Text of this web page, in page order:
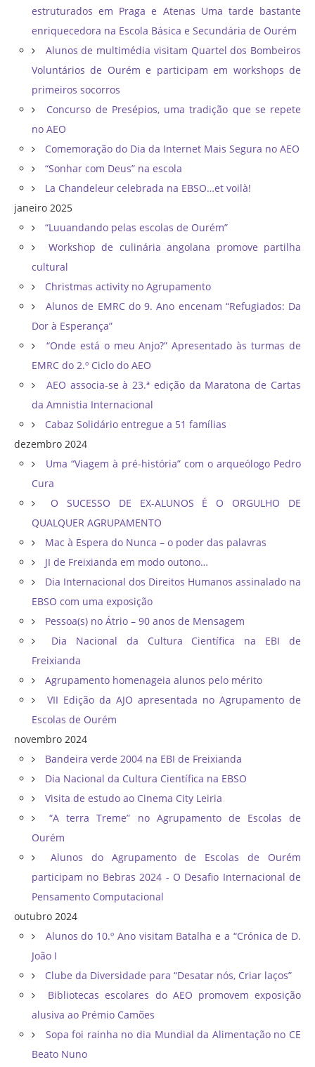
estruturados em Praga e Atenas Uma tarde bastante
enriquecedora na Escola Básica e Secundária de Ourém
Alunos de multimédia visitam Quartel dos Bombeiros
Voluntários de Ourém e participam em workshops de
primeiros socorros
Concurso de Presépios, uma tradição que se repete
no AEO
Comemoração do Dia da Internet Mais Segura no AEO
“Sonhar com Deus” na escola
La Chandeleur celebrada na EBSO…et voilà!
janeiro 2025
“Luuandando pelas escolas de Ourém”
Workshop de culinária angolana promove partilha
cultural
Christmas activity no Agrupamento
Alunos de EMRC do 9. Ano encenam “Refugiados: Da
Dor à Esperança”
“Onde está o meu Anjo?” Apresentado às turmas de
EMRC do 2.º Ciclo do AEO
AEO associa-se à 23.ª edição da Maratona de Cartas
da Amnistia Internacional
Cabaz Solidário entregue a 51 famílias
dezembro 2024
Uma “Viagem à pré-história” com o arqueólogo Pedro
Cura
O SUCESSO DE EX-ALUNOS É O ORGULHO DE
QUALQUER AGRUPAMENTO
Mac à Espera do Nunca – o poder das palavras
JI de Freixianda em modo outono…
Dia Internacional dos Direitos Humanos assinalado na
EBSO com uma exposição
Pessoa(s) no Átrio – 90 anos de Mensagem
Dia Nacional da Cultura Científica na EBI de
Freixianda
Agrupamento homenageia alunos pelo mérito
VII Edição da AJO apresentada no Agrupamento de
Escolas de Ourém
novembro 2024
Bandeira verde 2004 na EBI de Freixianda
Dia Nacional da Cultura Científica na EBSO
Visita de estudo ao Cinema City Leiria
“A terra Treme” no Agrupamento de Escolas de
Ourém
Alunos do Agrupamento de Escolas de Ourém
participam no Bebras 2024 - O Desafio Internacional de
Pensamento Computacional
outubro 2024
Alunos do 10.º Ano visitam Batalha e a “Crónica de D.
João I
Clube da Diversidade para “Desatar nós, Criar laços”
Bibliotecas escolares do AEO promovem exposição
alusiva ao Prémio Camões
Sopa foi rainha no dia Mundial da Alimentação no CE
Beato Nuno